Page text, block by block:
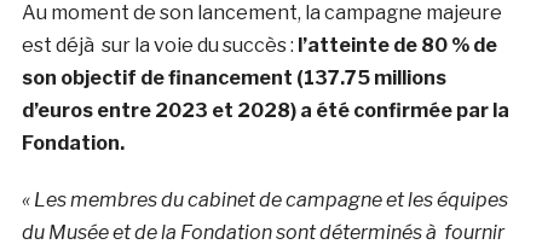
Au moment de son lancement, la campagne majeure
est déjà sur la voie du succès : l’atteinte de 80 % de
son objectif de financement (137.75 millions
d’euros entre 2023 et 2028) a été confirmée par la
Fondation.
« Les membres du cabinet de campagne et les équipes
du Musée et de la Fondation sont déterminés à fournir